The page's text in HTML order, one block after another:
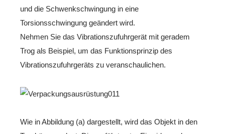
und die Schwenkschwingung in eine
Torsionsschwingung geändert wird.
Nehmen Sie das Vibrationszufuhrgerät mit geradem
Trog als Beispiel, um das Funktionsprinzip des
Vibrationszufuhrgeräts zu veranschaulichen.
Wie in Abbildung (a) dargestellt, wird das Objekt in den